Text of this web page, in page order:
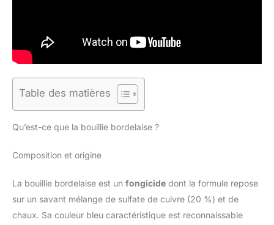
Table des matières
Qu’est-ce que la bouillie bordelaise ?
Composition et origine
La bouillie bordelaise est un fongicide dont la formule repose
sur un savant mélange de sulfate de cuivre (20 %) et de
chaux. Sa couleur bleu caractéristique est reconnaissable